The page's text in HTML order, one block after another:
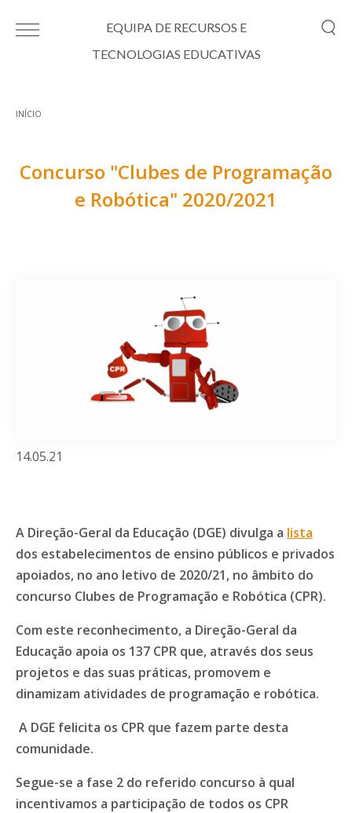
EQUIPA DE RECURSOS E
TECNOLOGIAS EDUCATIVAS
INÍCIO
Concurso "Clubes de Programação
e Robótica" 2020/2021
14.05.21
A Direção-Geral da Educação (DGE) divulga a lista
dos estabelecimentos de ensino públicos e privados
apoiados, no ano letivo de 2020/21, no âmbito do
concurso Clubes de Programação e Robótica (CPR).
Com este reconhecimento, a Direção-Geral da
Educação apoia os 137 CPR que, através dos seus
projetos e das suas práticas, promovem e
dinamizam atividades de programação e robótica.
A DGE felicita os CPR que fazem parte desta
comunidade.
Segue-se a fase 2 do referido concurso à qual
incentivamos a participação de todos os CPR